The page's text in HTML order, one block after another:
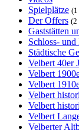
Spielplätze
Der Offers (2
Gaststätten
Schloss- und
Städtische
Velbert 40er
Velbert
Velbert
Velbert
Velbert
Velbert
Velberter